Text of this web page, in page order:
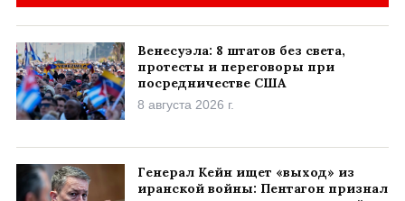
Венесуэла: 8 штатов без света,
протесты и переговоры при
посредничестве США
8 августа 2026 г.
Генерал Кейн ищет «выход» из
иранской войны: Пентагон признал